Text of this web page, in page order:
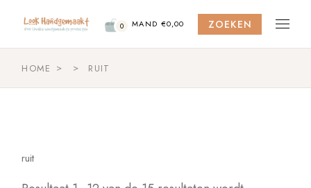
content
0 MAND €0,00 ZOEKEN
HOME RUIT
ruit